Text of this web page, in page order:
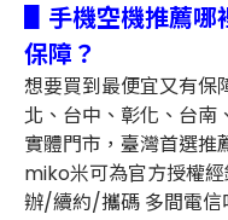
▋手機空機推薦
保障？
想要買到最便宜又有保
北、台中、彰化、台南
實體門市，臺灣首選推
miko米可為官方授權
辦/續約/攜碼 多間電信